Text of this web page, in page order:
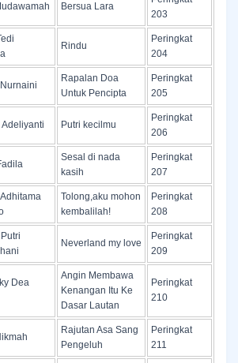
Bersua Lara
203
Rindu
Peringkat
204
Rapalan Doa
Untuk Pencipta
Peringkat
205
Adeliyanti Putri kecilmu
Peringkat
206
Sesal di nada
kasih
Peringkat
207
Tolong,aku mohon
kembalilah!
Peringkat
208
Neverland my love
Peringkat
209
Dea
Angin Membawa
Kenangan Itu Ke
Dasar Lautan
Peringkat
210
Rajutan Asa Sang
Pengeluh
Peringkat
211